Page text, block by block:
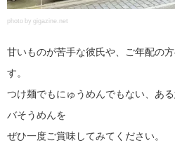
photo by gigazine.net
甘いものが苦手な彼氏や、ご年配の
す。
つけ麺でもにゅうめんでもない、あ
バそうめんを
ぜひ一度ご賞味してみてください。